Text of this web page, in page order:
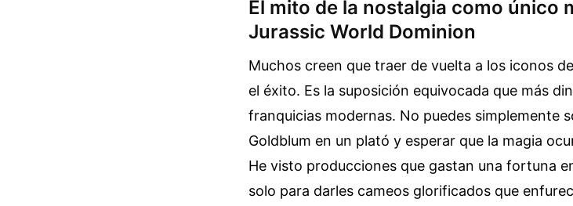
El mito de la nostalgia como único
Jurassic World Dominion
Muchos creen que traer de vuelta a los iconos
el éxito. Es la suposición equivocada que más
franquicias modernas. No puedes simplemente
Goldblum en un plató y esperar que la magia
He visto producciones que gastan una fortuna
solo para darles cameos glorificados que